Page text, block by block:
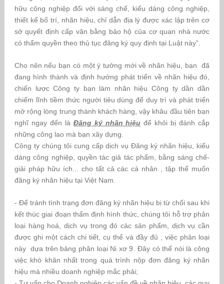
hữu công nghiệp đối với sáng chế, kiểu dáng công nghiệp,
thiết kế bố trí, nhãn hiệu, chỉ dẫn địa lý được xác lập trên cơ
sở quyết định cấp văn bằng bảo hộ của cơ quan nhà nước
có thẩm quyền theo thủ tục đăng ký quy định tại Luật này”.
Cho nên nếu bạn có một ý tưởng mới về nhãn hiệu, bạn đã
đang hình thành và định hướng phát triển về nhãn hiệu đó,
chiến lược Công ty bạn làm nhãn hiệu Công ty dần dần
chiếm lĩnh tiềm thức người tiêu dùng để duy trì và phát triển
mở rộng lòng trung thành khách hàng, vậy khâu đầu tiên bạn
nghĩ ngay đến là Đăng ký nhãn hiệu để khỏi bị đánh cắp
những công lao mà bạn xây dựng.
Công ty chúng tôi cung cấp dịch vụ Đăng ký nhãn hiệu, kiểu
dáng công nghiệp, quyền tác giả tác phẩm, bằng sáng chế-
giải pháp hữu ích... cho tất cả các cá nhân , tập thể muốn
đăng ký nhãn hiệu tại Việt Nam.
- Để tránh tình trạng đơn đăng ký nhãn hiệu bị từ chối sau khi
kết thúc giai đoạn thẩm định hình thức, chúng tôi hỗ trợ phân
loại hàng hoá, dịch vụ trong đó các sản phẩm, dịch vụ cần
được ghi một cách chi tiết, cụ thể và đầy đủ , việc phân loại
này dựa trên bảng phân loại Ni xơ 9. Đây có thể nói là công
việc khó khăn nhất trong quá trình nộp đơn đăng ký nhãn
hiệu mà nhiều doanh nghiệp mắc phải;